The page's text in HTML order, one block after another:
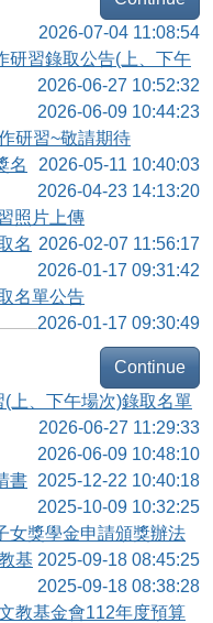
2026-07-04 11:08:54
研習錄取公告(上、下午
2026-06-27 10:52:32
2026-06-09 10:44:23
研習~敬請期待
2026-05-11 10:40:03
名
2026-04-23 14:13:20
照片上傳
2026-02-07 11:56:17
名
2026-01-17 09:31:42
名單公告
2026-01-17 09:30:49
Continue
上、下午場次)錄取名單
2026-06-27 11:29:33
2026-06-09 10:48:10
2025-12-22 10:40:18
書
2025-10-09 10:32:25
女獎學金申請頒獎辦法
2025-09-18 08:45:25
基
2025-09-18 08:38:28
教基金會112年度預算